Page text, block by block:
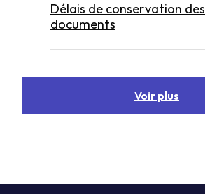
Délais de conservation des
documents
Voir plus